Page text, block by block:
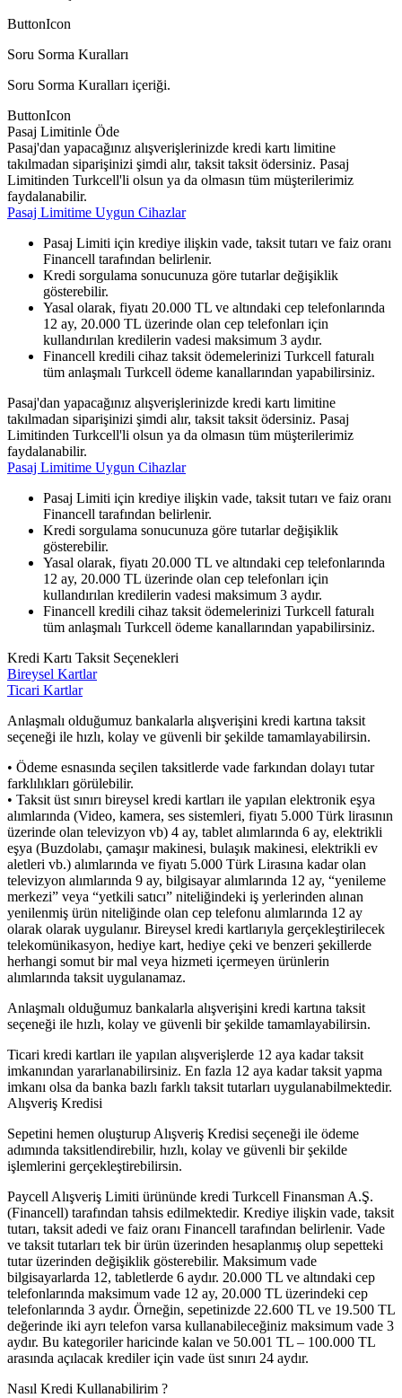
ButtonIcon
Soru Sorma Kuralları
Soru Sorma Kuralları içeriği.
ButtonIcon
Pasaj Limitinle Öde
Pasaj'dan yapacağınız alışverişlerinizde kredi kartı limitine
takılmadan siparişinizi şimdi alır, taksit taksit ödersiniz. Pasaj
Limitinden Turkcell'li olsun ya da olmasın tüm müşterilerimiz
faydalanabilir.
Pasaj Limitime Uygun Cihazlar
Pasaj Limiti için krediye ilişkin vade, taksit tutarı ve faiz oranı
Financell tarafından belirlenir.
Kredi sorgulama sonucunuza göre tutarlar değişiklik
gösterebilir.
Yasal olarak, fiyatı 20.000 TL ve altındaki cep telefonlarında
12 ay, 20.000 TL üzerinde olan cep telefonları için
kullandırılan kredilerin vadesi maksimum 3 aydır.
Financell kredili cihaz taksit ödemelerinizi Turkcell faturalı
tüm anlaşmalı Turkcell ödeme kanallarından yapabilirsiniz.
Pasaj'dan yapacağınız alışverişlerinizde kredi kartı limitine
takılmadan siparişinizi şimdi alır, taksit taksit ödersiniz. Pasaj
Limitinden Turkcell'li olsun ya da olmasın tüm müşterilerimiz
faydalanabilir.
Pasaj Limitime Uygun Cihazlar
Pasaj Limiti için krediye ilişkin vade, taksit tutarı ve faiz oranı
Financell tarafından belirlenir.
Kredi sorgulama sonucunuza göre tutarlar değişiklik
gösterebilir.
Yasal olarak, fiyatı 20.000 TL ve altındaki cep telefonlarında
12 ay, 20.000 TL üzerinde olan cep telefonları için
kullandırılan kredilerin vadesi maksimum 3 aydır.
Financell kredili cihaz taksit ödemelerinizi Turkcell faturalı
tüm anlaşmalı Turkcell ödeme kanallarından yapabilirsiniz.
Kredi Kartı Taksit Seçenekleri
Bireysel Kartlar
Ticari Kartlar
Anlaşmalı olduğumuz bankalarla alışverişini kredi kartına taksit
seçeneği ile hızlı, kolay ve güvenli bir şekilde tamamlayabilirsin.
• Ödeme esnasında seçilen taksitlerde vade farkından dolayı tutar
farklılıkları görülebilir.
• Taksit üst sınırı bireysel kredi kartları ile yapılan elektronik eşya
alımlarında (Video, kamera, ses sistemleri, fiyatı 5.000 Türk lirasının
üzerinde olan televizyon vb) 4 ay, tablet alımlarında 6 ay, elektrikli
eşya (Buzdolabı, çamaşır makinesi, bulaşık makinesi, elektrikli ev
aletleri vb.) alımlarında ve fiyatı 5.000 Türk Lirasına kadar olan
televizyon alımlarında 9 ay, bilgisayar alımlarında 12 ay, “yenileme
merkezi” veya “yetkili satıcı” niteliğindeki iş yerlerinden alınan
yenilenmiş ürün niteliğinde olan cep telefonu alımlarında 12 ay
olarak olarak uygulanır. Bireysel kredi kartlarıyla gerçekleştirilecek
telekomünikasyon, hediye kart, hediye çeki ve benzeri şekillerde
herhangi somut bir mal veya hizmeti içermeyen ürünlerin
alımlarında taksit uygulanamaz.
Anlaşmalı olduğumuz bankalarla alışverişini kredi kartına taksit
seçeneği ile hızlı, kolay ve güvenli bir şekilde tamamlayabilirsin.
Ticari kredi kartları ile yapılan alışverişlerde 12 aya kadar taksit
imkanından yararlanabilirsiniz. En fazla 12 aya kadar taksit yapma
imkanı olsa da banka bazlı farklı taksit tutarları uygulanabilmektedir.
Alışveriş Kredisi
Sepetini hemen oluşturup Alışveriş Kredisi seçeneği ile ödeme
adımında taksitlendirebilir, hızlı, kolay ve güvenli bir şekilde
işlemlerini gerçekleştirebilirsin.
Paycell Alışveriş Limiti ürününde kredi Turkcell Finansman A.Ş.
(Financell) tarafından tahsis edilmektedir. Krediye ilişkin vade, taksit
tutarı, taksit adedi ve faiz oranı Financell tarafından belirlenir. Vade
ve taksit tutarları tek bir ürün üzerinden hesaplanmış olup sepetteki
tutar üzerinden değişiklik gösterebilir. Maksimum vade
bilgisayarlarda 12, tabletlerde 6 aydır. 20.000 TL ve altındaki cep
telefonlarında maksimum vade 12 ay, 20.000 TL üzerindeki cep
telefonlarında 3 aydır. Örneğin, sepetinizde 22.600 TL ve 19.500 TL
değerinde iki ayrı telefon varsa kullanabileceğiniz maksimum vade 3
aydır. Bu kategoriler haricinde kalan ve 50.001 TL – 100.000 TL
arasında açılacak krediler için vade üst sınırı 24 aydır.
Nasıl Kredi Kullanabilirim ?